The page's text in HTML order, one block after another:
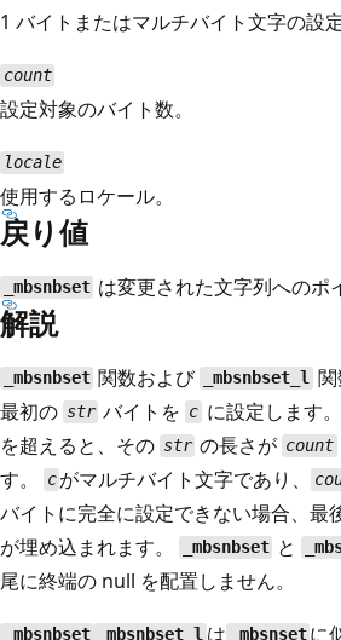
1 バイトまたはマルチバイト文字の設定
count
設定対象のバイト数。
locale
使用するロケール。
戻り値
_mbsnbset は変更された文字列へのポ
解説
_mbsnbset 関数および _mbsnbset_l
最初の str バイトを cに設定します。
を超えると、その str の長さが count
す。
c がマルチバイト文字であり、
バイトに完全に設定できない場合、最
が埋め込まれます。
_mbsnbset と
尾に終端の null を配置しません。
_mbsnbset _mbsnbset_l は _mbsnset に